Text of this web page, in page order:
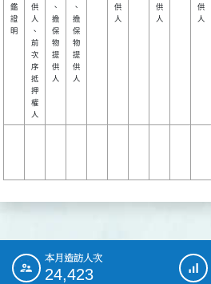
鑑
證
明
供
人
、
前
次
序
抵
押
權
、
擔
保
物
提
供
人
、
擔
保
物
提
供
人
供
人
供
人
供
人
::: 本月造訪人次
24,423